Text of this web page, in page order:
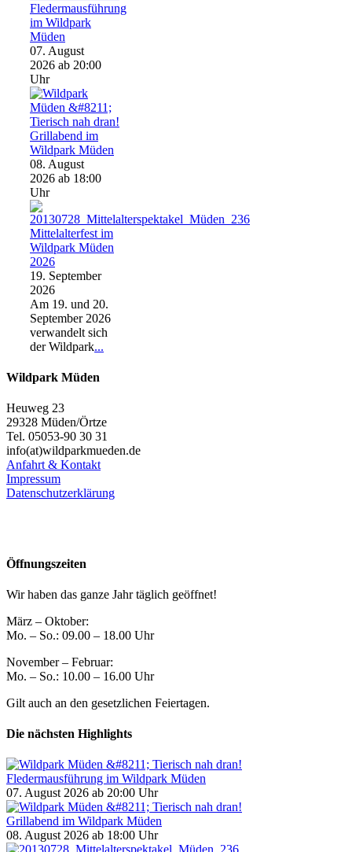
Fledermausführung
im Wildpark
Müden
07. August
2026 ab 20:00
Uhr
Grillabend im
Wildpark Müden
08. August
2026 ab 18:00
Uhr
Mittelalterfest im
Wildpark Müden
2026
19. September
2026
Am 19. und 20.
September 2026
verwandelt sich
der Wildpark...
Wildpark Müden
Heuweg 23
29328 Müden/Örtze
Tel. 05053-90 30 31
info(at)wildparkmueden.de
Anfahrt & Kontakt
Impressum
Datenschutzerklärung
Öffnungszeiten
Wir haben das ganze Jahr täglich geöffnet!
März – Oktober:
Mo. – So.: 09.00 – 18.00 Uhr
November – Februar:
Mo. – So.: 10.00 – 16.00 Uhr
Gilt auch an den gesetzlichen Feiertagen.
Die nächsten Highlights
Fledermausführung im Wildpark Müden
07. August 2026 ab 20:00 Uhr
Grillabend im Wildpark Müden
08. August 2026 ab 18:00 Uhr